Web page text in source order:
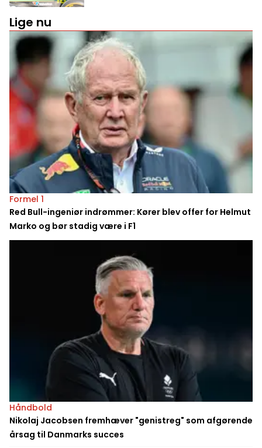
Lige nu
Formel 1
Red Bull-ingeniør indrømmer: Kører blev offer for Helmut
Marko og bør stadig være i F1
Håndbold
Nikolaj Jacobsen fremhæver "genistreg" som afgørende
årsag til Danmarks succes